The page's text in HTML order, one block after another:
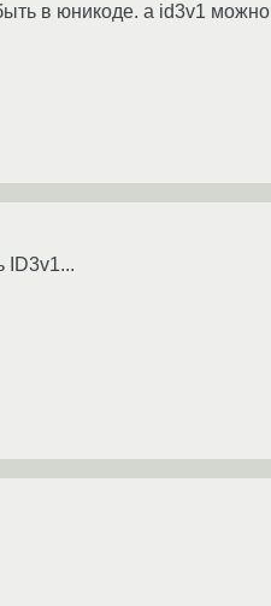
в юникоде. а id3v1
ID3v1...